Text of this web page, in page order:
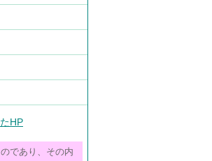
HP
であり、その内